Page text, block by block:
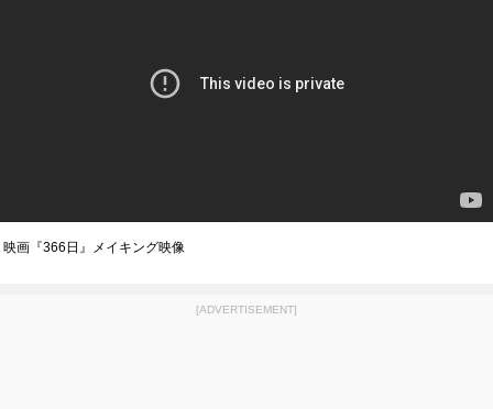
映画『366日』メイキング映像
[ADVERTISEMENT]